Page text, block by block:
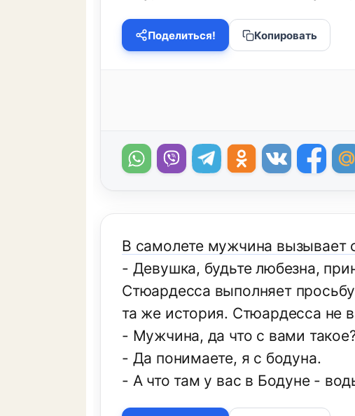
Поделиться! Копировать
В самолете мужчина вызывает
- Девушка, будьте любезна,
Стюардесса выполняет
та же история. Стюардесса не
- Мужчина, да что с вами
- Да понимаете, я с бодуна.
- А что там у вас в Бодуне -